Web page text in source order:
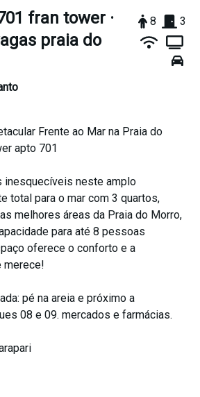
fran tower ·
praia do
8 3
Frente ao Mar na Praia do
apto 701
inesquecíveis neste amplo
total para o mar com 3 quartos,
melhores áreas da Praia do Morro,
para até 8 pessoas
oferece o conforto e a
merece!
pé na areia e próximo a
08 e 09. mercados e farmácias.